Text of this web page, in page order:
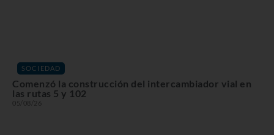
SOCIEDAD
Comenzó la construcción del intercambiador vial en
las rutas 5 y 102
05/08/26